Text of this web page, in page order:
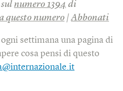
numero 1394 di
questo numero |Abbonati
settimana una pagina di
cosa pensi di questo